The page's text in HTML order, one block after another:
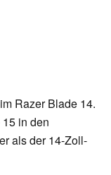
Razer Blade 14.
in den
als der 14-Zoll-